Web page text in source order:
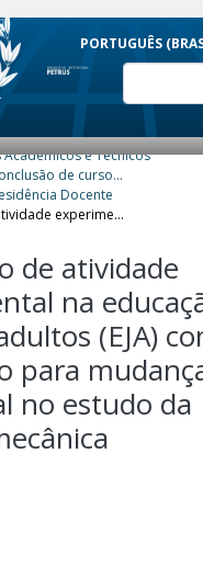
PORTUGUÊS
COLEÇÕES
e Técnicos
Trabalhos de conclusão de curso de Especialização
Docente
A inserção de atividade experimental na educação de jovens e adultos (EJA) como promoção para mudança conceitual no estudo da energia mecânica
de atividade
na
(EJA)
para
no estudo da